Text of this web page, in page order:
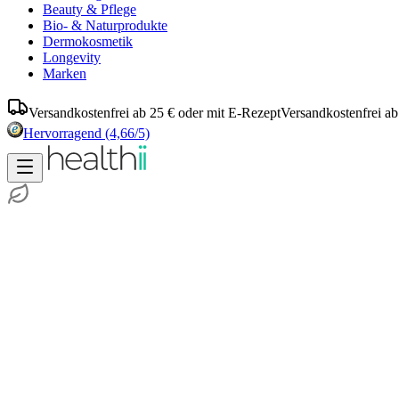
Beauty & Pflege
Bio- & Naturprodukte
Dermokosmetik
Longevity
Marken
Versandkostenfrei ab 25 € oder mit E-RezeptVersandkostenfrei
Hervorragend (4,66/5)